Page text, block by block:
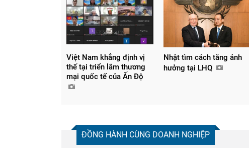
Việt Nam khẳng định vị
thế tại triển lãm thương
mại quốc tế của Ấn Độ
Nhật tìm cách tăng ảnh
hưởng tại LHQ
ĐỒNG HÀNH CÙNG DOANH NGHIỆP